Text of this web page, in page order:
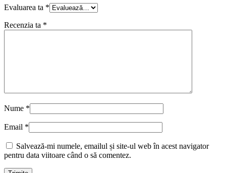
Evaluarea ta *
Recenzia ta *
Nume *
Email *
Salvează-mi numele, emailul și site-ul web în acest navigator
pentru data viitoare când o să comentez.